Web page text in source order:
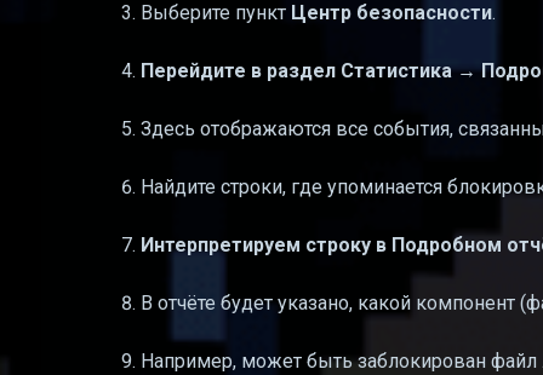
Выберите пункт Центр безопасности.
Перейдите в раздел Статистика →
Здесь отображаются все события,
Найдите строки, где упоминается
Интерпретируем строку в Подробном
В отчёте будет указано, какой компонент
Например, может быть заблокирован файл